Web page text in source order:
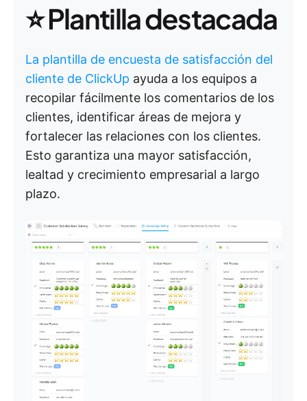
⭐️ Plantilla destacada
La plantilla de encuesta de satisfacción del
cliente de ClickUp ayuda a los equipos a
recopilar fácilmente los comentarios de los
clientes, identificar áreas de mejora y
fortalecer las relaciones con los clientes.
Esto garantiza una mayor satisfacción,
lealtad y crecimiento empresarial a largo
plazo.